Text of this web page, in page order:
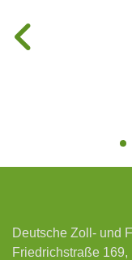
Deutsche Zoll- und
Friedrichstraße 169,